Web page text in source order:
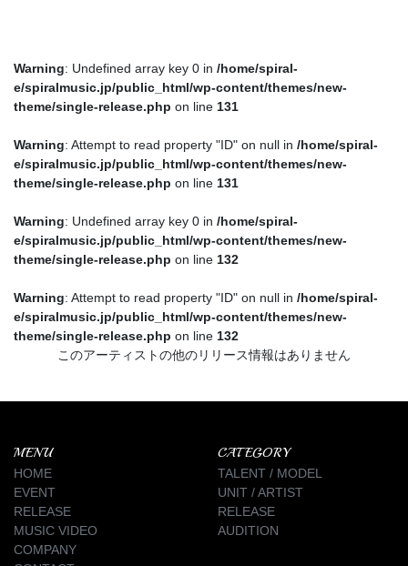
Warning: Undefined array key 0 in /home/spiral-
e/spiralmusic.jp/public_html/wp-content/themes/new-
theme/single-release.php on line 131
Warning: Attempt to read property "ID" on null in /home/spiral-
e/spiralmusic.jp/public_html/wp-content/themes/new-
theme/single-release.php on line 131
Warning: Undefined array key 0 in /home/spiral-
e/spiralmusic.jp/public_html/wp-content/themes/new-
theme/single-release.php on line 132
Warning: Attempt to read property "ID" on null in /home/spiral-
e/spiralmusic.jp/public_html/wp-content/themes/new-
theme/single-release.php on line 132
このアーティストの他のリリース情報はありません
MENU
HOME
EVENT
RELEASE
MUSIC VIDEO
COMPANY
CATEGORY
TALENT / MODEL
UNIT / ARTIST
RELEASE
AUDITION